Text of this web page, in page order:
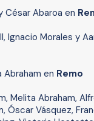
César Abaroa en
Ignacio Morales y
en Remo
Melita Abraham,
Óscar Vásquez,